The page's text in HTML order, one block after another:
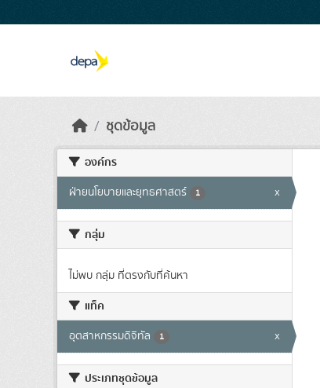
ชุดข้อมูล
องค์กร
ฝ่ายนโยบายและยุทธศาสตร์ 1 x
กลุ่ม
ไม่พบ กลุ่ม ที่ตรงกับที่ค้นหา
แท็ค
อุตสาหกรรมดิจิทัล 1 x
ประเภทชุดข้อมูล